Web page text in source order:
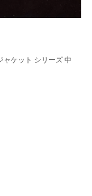
ケット シリーズ 中